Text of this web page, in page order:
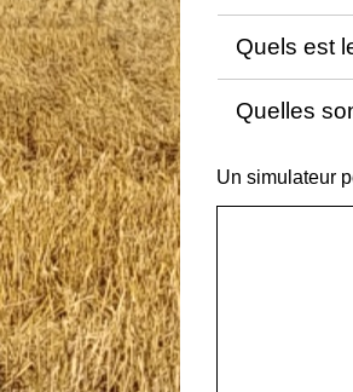
Quels est
Quelles
Un simulateur